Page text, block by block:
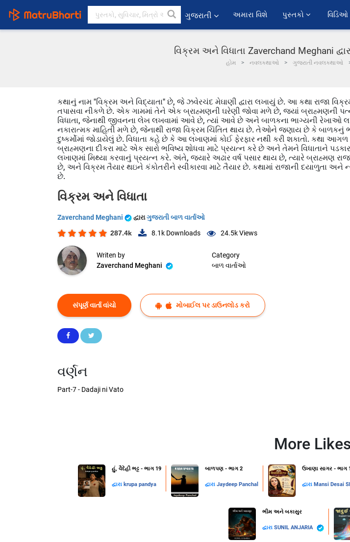
ગુજરાતી અમારા વિશે પુસ્તકો વિડિઓ
વિક્રમ અને વિધાતા Zaverchand Meghani
હોમ નવલકથાઓ ગુજરાતી નવલકથાઓ
કથાનું નામ "વિક્રમ અને વિદ્યાતા" છે, જે ઝવેરચંદ મેઘાણી દ્વારા લખાયું છે. આ કથા રાજા
તપાસવા નીકળે છે. એક ગામમાં તેને એક બ્રાહ્મણની ઘરેણી જોવા મળે છે, જ્યાં બ્રાહ્મણની
વિધાતા, જેનાથી જીવનના લેખ લખવામાં આવે છે, ત્યાં આવે છે અને બાળકના ભાગ્યની રેખાઓ
નકારાત્મક માહિતી મળે છે, જેનાથી રાજા વિક્રમ ચિંતિત થાય છે. તેઓને જણાય છે કે
દુષ્કર્મોમાં જોડાયેલું છે. વિધાતા કહે છે કે આ લખાણમાં કોઈ ફેરફાર નથી કરી શકાતો. કથા
બ્રાહ્મણના દીકરા માટે એક સારો ભવિષ્ય શોધવા માટે પ્રયત્ન કરે છે અને તેમને વિધાતાને
લખાણમાં મિથ્યા કરવાનું પ્રયત્ન કરે. અંતે, જ્યારે અઢાર વર્ષ પસાર થાય છે, ત્યારે બ્રાહ્મણ
છે, અને વિક્રમ તૈયાર થઇને કંકોતરીને સ્વીકારવા માટે તૈયાર છે. કથામાં રાજાની દયાળુતા અને
છે.
વિક્રમ અને વિધાતા
Zaverchand Meghani દ્વારાગુજરાતી બાળ વાર્તાઓ
287.4k 8.1k Downloads 24.5kViews
Writen by
Zaverchand Meghani
Category
બાળ વાર્તાઓ
સંપૂર્ણ વાર્તા વાંચો મોબાઈલ પર ડાઉનલોડ કરો
વર્ણન
Part-7 - Dadaji ni Vato
More
હું, વૈદેહી ભટ્ટ - ભાગ 19
દ્વારા krupa pandya
બાળપણ - ભાગ 2
દ્વારા Jaydeep Panchal
ઉખાણા સાગર - ભાગ 1
દ્વારા Mansi Desai
ભીમ અને બકાસુર
દ્વારા SUNIL ANJARIA